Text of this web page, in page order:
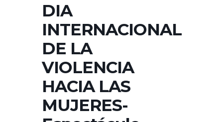
DIA
INTERNACIONAL
DE LA
VIOLENCIA
HACIA LAS
MUJERES-